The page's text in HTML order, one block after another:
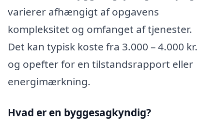
varierer afhængigt af opgavens
kompleksitet og omfanget af tjenester.
Det kan typisk koste fra 3.000 – 4.000 kr.
og opefter for en tilstandsrapport eller
energimærkning.
Hvad er en byggesagkyndig?